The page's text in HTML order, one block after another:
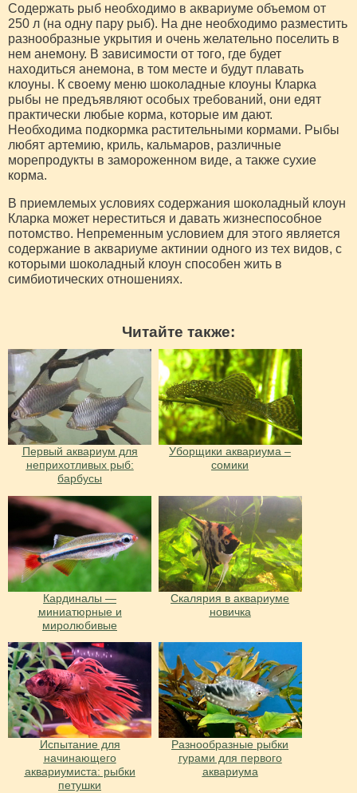
Содержать рыб необходимо в аквариуме объемом от
250 л (на одну пару рыб). На дне необходимо разместить
разнообразные укрытия и очень желательно поселить в
нем анемону. В зависимости от того, где будет
находиться анемона, в том месте и будут плавать
клоуны. К своему меню шоколадные клоуны Кларка
рыбы не предъявляют особых требований, они едят
практически любые корма, которые им дают.
Необходима подкормка растительными кормами. Рыбы
любят артемию, криль, кальмаров, различные
морепродукты в замороженном виде, а также сухие
корма.
В приемлемых условиях содержания шоколадный клоун
Кларка может нереститься и давать жизнеспособное
потомство. Непременным условием для этого является
содержание в аквариуме актинии одного из тех видов, с
которыми шоколадный клоун способен жить в
симбиотических отношениях.
Читайте также:
Первый аквариум для
неприхотливых рыб:
барбусы
Уборщики аквариума –
сомики
Кардиналы —
миниатюрные и
миролюбивые
Скалярия в аквариуме
новичка
Испытание для
начинающего
аквариумиста: рыбки
петушки
Разнообразные рыбки
гурами для первого
аквариума